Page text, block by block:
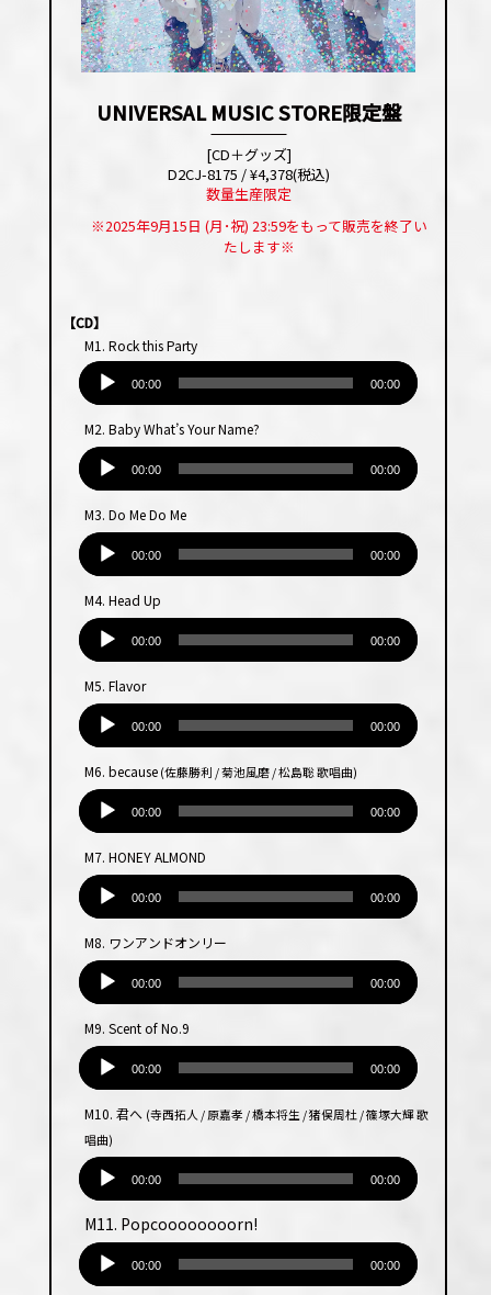
UNIVERSAL MUSIC STORE限定盤
[CD＋グッズ]
D2CJ-8175 / ¥4,378(税込)
数量生産限定
※2025年9月15日 (月･祝) 23:59をもって販売を終了い
たします※
【CD】
M1. Rock this Party
レー
ヤー
00:00 00:00
M2. Baby What’s Your Name?
レー
ヤー
00:00 00:00
M3. Do Me Do Me
レー
ヤー
00:00 00:00
M4. Head Up
レー
ヤー
00:00 00:00
M5. Flavor
レー
ヤー
00:00 00:00
M6. because(佐藤勝利 / 菊池風磨 / 松島聡 歌唱曲)
レー
ヤー
00:00 00:00
M7. HONEY ALMOND
レー
ヤー
00:00 00:00
M8. ワンアンドオンリー
レー
ヤー
00:00 00:00
M9. Scent of No.9
レー
ヤー
00:00 00:00
M10. 君へ (寺西拓人 / 原嘉孝 / 橋本将生 / 猪俣周杜 / 篠塚大輝 歌
唱曲)
レー
ヤー
00:00 00:00
M11. Popcoooooooorn!
00:00 00:00